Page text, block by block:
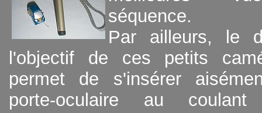
séquence.
Par ailleurs, le
l'objectif de ces petits
permet de s'insérer
porte-oculaire au